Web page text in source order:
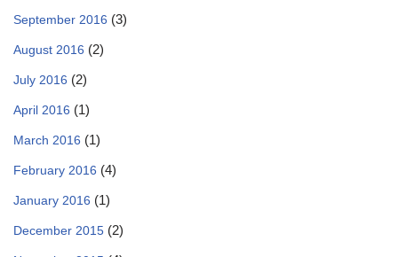
September 2016 (3)
August 2016 (2)
July 2016 (2)
April 2016 (1)
March 2016 (1)
February 2016 (4)
January 2016 (1)
December 2015 (2)